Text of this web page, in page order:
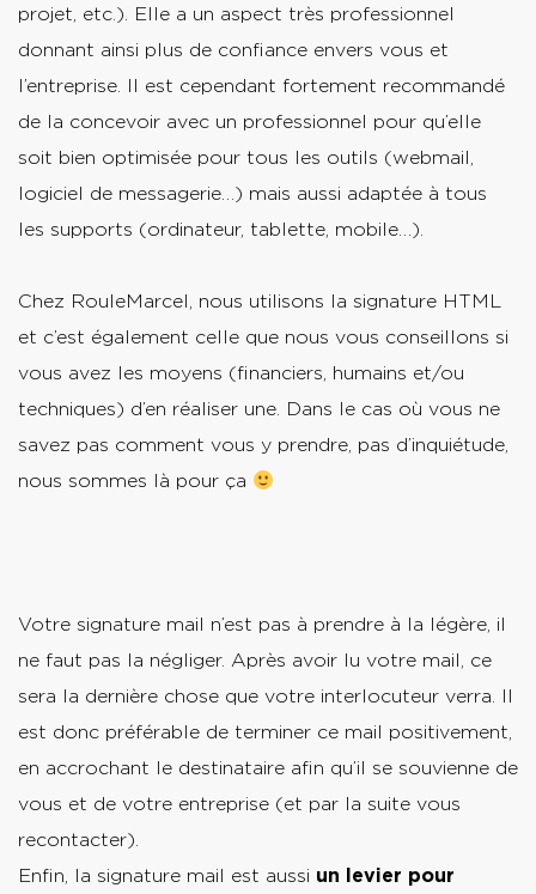
projet, etc.). Elle a un aspect très professionnel
donnant ainsi plus de confiance envers vous et
l’entreprise. Il est cependant fortement recommandé
de la concevoir avec un professionnel pour qu’elle
soit bien optimisée pour tous les outils (webmail,
logiciel de messagerie…) mais aussi adaptée à tous
les supports (ordinateur, tablette, mobile…).
Chez RouleMarcel, nous utilisons la signature HTML
et c’est également celle que nous vous conseillons si
vous avez les moyens (financiers, humains et/ou
techniques) d’en réaliser une. Dans le cas où vous ne
savez pas comment vous y prendre, pas d’inquiétude,
nous sommes là pour ça
Votre signature mail n’est pas à prendre à la légère, il
ne faut pas la négliger. Après avoir lu votre mail, ce
sera la dernière chose que votre interlocuteur verra. Il
est donc préférable de terminer ce mail positivement,
en accrochant le destinataire afin qu’il se souvienne de
vous et de votre entreprise (et par la suite vous
recontacter).
Enfin, la signature mail est aussi un levier pour